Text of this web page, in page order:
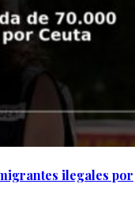
ilegales por